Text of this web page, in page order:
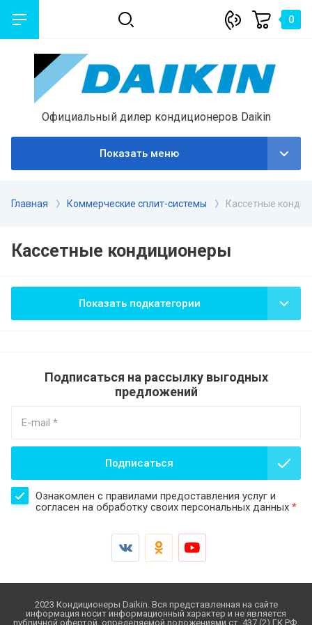
0
Официальный дилер кондиционеров Daikin
Показать меню
Главная Коммерческие сплит-системы Кассетные
Кассетные кондиционеры
Показать подкатегории
Подписаться на рассылку выгодных
предложений
Ознакомлен с правилами предоставления услуг и
согласен на обработку своих персональных данных *
Подписаться
2023 Кондиционеры Daikin. Вся представленная на сайте
информация носит информационный характер и не является
публичной офертой, определяемой положениями ст. 437 (2) ГК РФ.